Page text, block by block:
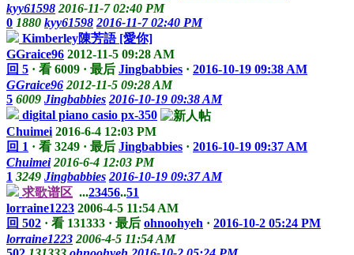
kyy61598 2016-11-7 02:40 PM
0 1880 kyy61598 2016-11-7 02:40 PM
Kimberley陳芳語 [愛你]
GGraice96 2012-11-5 09:28 AM
回 5 · 看 6009 · 最后 Jingbabbies · 2016-10-19 09:38 AM
GGraice96 2012-11-5 09:28 AM
5 6009 Jingbabbies 2016-10-19 09:38 AM
digital piano casio px-350
Chuimei 2016-6-4 12:03 PM
回 1 · 看 3249 · 最后 Jingbabbies · 2016-10-19 09:37 AM
Chuimei 2016-6-4 12:03 PM
1 3249 Jingbabbies 2016-10-19 09:37 AM
求歌谱区 ...23456..51
lorraine1223 2006-4-5 11:54 AM
回 502 · 看 131333 · 最后 ohnoohyeh · 2016-10-2 05:24 PM
lorraine1223 2006-4-5 11:54 AM